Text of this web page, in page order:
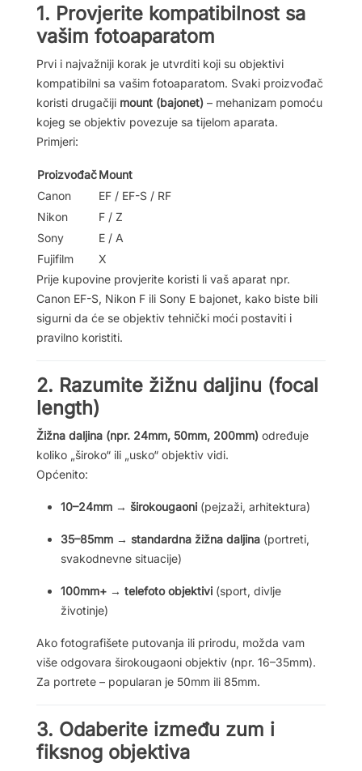
1. Provjerite kompatibilnost sa
vašim fotoaparatom
Prvi i najvažniji korak je utvrditi koji su objektivi
kompatibilni sa vašim fotoaparatom. Svaki proizvođač
koristi drugačiji mount (bajonet) – mehanizam pomoću
kojeg se objektiv povezuje sa tijelom aparata.
Primjeri:
ProizvođačMount
Canon
EF / EF-S / RF
Nikon
F / Z
Sony
E / A
Fujifilm
X
Prije kupovine provjerite koristi li vaš aparat npr.
Canon EF-S, Nikon F ili Sony E bajonet, kako biste bili
sigurni da će se objektiv tehnički moći postaviti i
pravilno koristiti.
2. Razumite žižnu daljinu (focal
length)
Žižna daljina (npr. 24mm, 50mm, 200mm) određuje
koliko „široko“ ili „usko“ objektiv vidi.
Općenito:
10–24mm → širokougaoni (pejzaži, arhitektura)
35–85mm → standardna žižna daljina (portreti,
svakodnevne situacije)
100mm+ → telefoto objektivi (sport, divlje
životinje)
Ako fotografišete putovanja ili prirodu, možda vam
više odgovara širokougaoni objektiv (npr. 16–35mm).
Za portrete – popularan je 50mm ili 85mm.
3. Odaberite između zum i
fiksnog objektiva